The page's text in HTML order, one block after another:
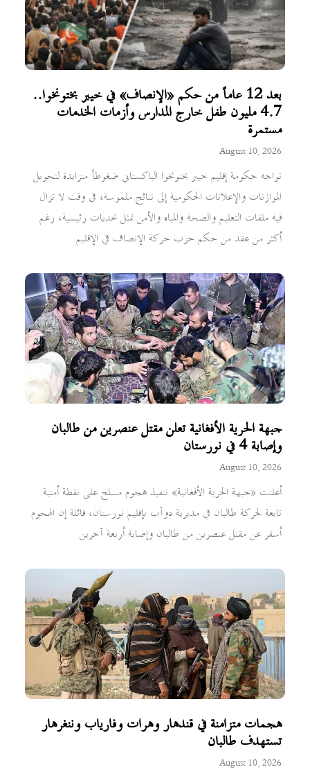
بعد 12 عاماً من حكم «الإنصاف» في خيبر بختونخوا..
4.7 مليون طفل خارج المدارس وأزمات الخدمات
مستمرة
August 10, 2026
تواجه حكومة إقليم خيبر بختونخوا الباكستاني ضغوطاً متزايدة لتحويل
الموازنات والإعلانات الحكومية إلى نتائج ملموسة، في وقت لا تزال
فيه ملفات التعليم والصحة والمياه والأمن تمثل تحديات رئيسية، رغم
أكثر من عقد من حكم حزب حركة الإنصاف في الإقليم
جبهة الحرية الأفغانية تعلن مقتل عنصرين من طالبان
وإصابة 4 في نورستان
August 10, 2026
أعلنت «جبهة الحرية الأفغانية» تنفيذ هجوم مسلح على نقطة أمنية
تابعة لحركة طالبان في مديرية دوآب بإقليم نورستان، قائلة إن الهجوم
أسفر عن مقتل عنصرين من طالبان وإصابة أربعة آخرين
هجمات متزامنة في قندهار وهرات وفارياب وننغرهار
تستهدف طالبان
August 10, 2026